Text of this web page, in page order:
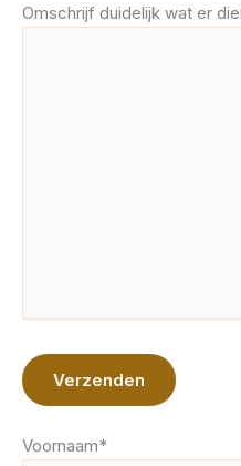
Omschrijf duidelijk wat er
Voornaam*